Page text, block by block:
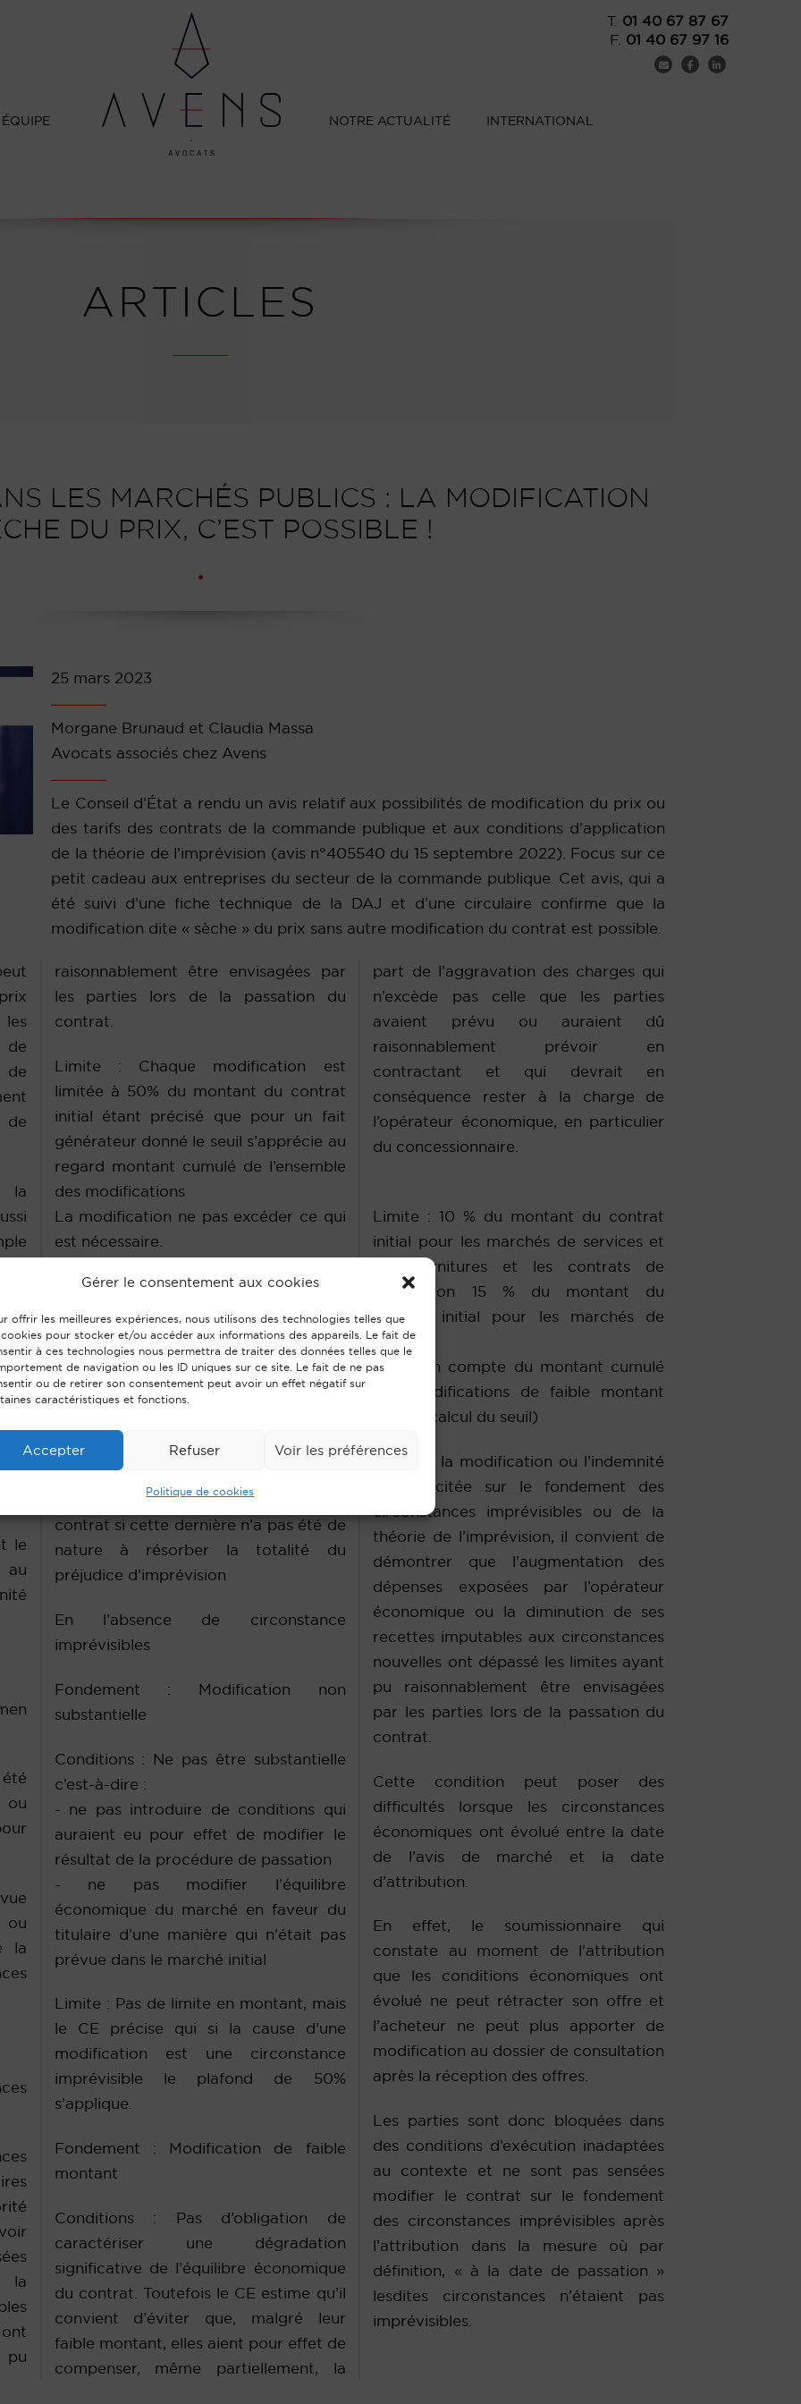
Gérer le consentement aux cookies
offrir les meilleures expériences, nous utilisons des technologies telles que
cookies pour stocker et/ou accéder aux informations des appareils. Le fait de
à ces technologies nous permettra de traiter des données telles que le
de navigation ou les ID uniques sur ce site. Le fait de ne pas
ou de retirer son consentement peut avoir un effet négatif sur
caractéristiques et fonctions.
Accepter Refuser Voir les préférences
Politique de cookies
T. 01 40 67 87 67
F. 01 40 67 97 16
NOTRE ACTUALITÉ INTERNATIONAL
ARTICLES
LES MARCHÉS PUBLICS : LA MODIFICATION
DU PRIX, C’EST POSSIBLE !
25 mars 2023
Morgane Brunaud et Claudia Massa
Avocats associés chez Avens
Le Conseil d’État a rendu un avis relatif aux possibilités de modification du prix ou
des tarifs des contrats de la commande publique et aux conditions d’application
de la théorie de l’imprévision (avis n°405540 du 15 septembre 2022). Focus sur ce
petit cadeau aux entreprises du secteur de la commande publique. Cet avis, qui a
été suivi d’une fiche technique de la DAJ et d’une circulaire confirme que la
modification dite « sèche » du prix sans autre modification du contrat est possible.
de
de
de
la
le
au
ou
ou
la
la
raisonnablement être envisagées par
les parties lors de la passation du
contrat.
Limite : Chaque modification est
limitée à 50% du montant du contrat
initial étant précisé que pour un fait
générateur donné le seuil s’apprécie au
regard montant cumulé de l’ensemble
des modifications
La modification ne pas excéder ce qui
est nécessaire.
Fondement : Indemnité d’imprévision
Conditions : Circonstances
imprévisibles, extérieures aux parties
et bouleversant l’économie du contrat.
Poursuite de la prestation/Fourniture
du bien par le titulaire.
Limite : Pas de montant maximum
Cumulable avec une modification du
contrat si cette dernière n’a pas été de
nature à résorber la totalité du
préjudice d’imprévision
En l’absence de circonstance
imprévisibles
Fondement : Modification non
substantielle
Conditions : Ne pas être substantielle
c’est-à-dire :
- ne pas introduire de conditions qui
auraient eu pour effet de modifier le
résultat de la procédure de passation
- ne pas modifier l’équilibre
économique du marché en faveur du
titulaire d’une manière qui n’était pas
prévue dans le marché initial
Limite : Pas de limite en montant, mais
le CE précise qui si la cause d’une
modification est une circonstance
imprévisible le plafond de 50%
s’applique.
Fondement : Modification de faible
montant
Conditions : Pas d’obligation de
caractériser une dégradation
significative de l’équilibre économique
du contrat. Toutefois le CE estime qu’il
convient d’éviter que, malgré leur
faible montant, elles aient pour effet de
compenser, même partiellement, la
part de l’aggravation des charges qui
n’excède pas celle que les parties
avaient prévu ou auraient dû
raisonnablement prévoir en
contractant et qui devrait en
conséquence rester à la charge de
l’opérateur économique, en particulier
du concessionnaire.
Limite : 10 % du montant du contrat
initial pour les marchés de services et
de fournitures et les contrats de
concession 15 % du montant du
marché initial pour les marchés de
travaux
(prise en compte du montant cumulé
des modifications de faible montant
pour le calcul du seuil)
Lorsque la modification ou l’indemnité
est sollicitée sur le fondement des
circonstances imprévisibles ou de la
théorie de l’imprévision, il convient de
démontrer que l’augmentation des
dépenses exposées par l’opérateur
économique ou la diminution de ses
recettes imputables aux circonstances
nouvelles ont dépassé les limites ayant
pu raisonnablement être envisagées
par les parties lors de la passation du
contrat.
Cette condition peut poser des
difficultés lorsque les circonstances
économiques ont évolué entre la date
de l’avis de marché et la date
d’attribution.
En effet, le soumissionnaire qui
constate au moment de l’attribution
que les conditions économiques ont
évolué ne peut rétracter son offre et
l’acheteur ne peut plus apporter de
modification au dossier de consultation
après la réception des offres.
Les parties sont donc bloquées dans
des conditions d’exécution inadaptées
au contexte et ne sont pas sensées
modifier le contrat sur le fondement
des circonstances imprévisibles après
l’attribution dans la mesure où par
définition, « à la date de passation »
lesdites circonstances n’étaient pas
imprévisibles.